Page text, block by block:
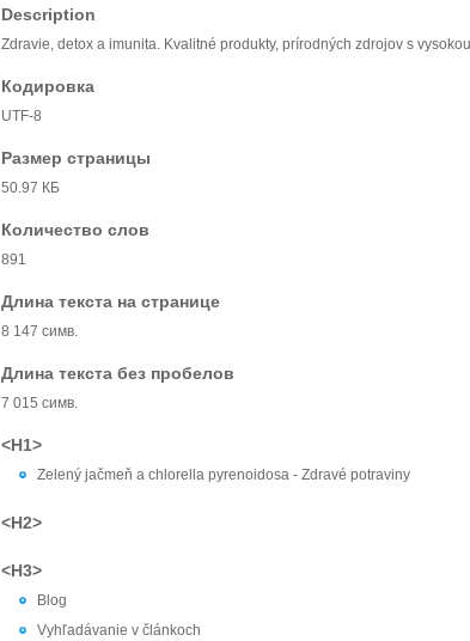
Description
Zdravie, detox a imunita. Kvalitné produkty, prírodných zdrojov s
Кодировка
UTF-8
Размер страницы
50.97 КБ
Количество слов
891
Длина текста на странице
8 147 симв.
Длина текста без пробелов
7 015 симв.
<H1>
Zelený jačmeň a chlorella pyrenoidosa - Zdravé potraviny
<H2>
<H3>
Blog
Vyhľadávanie v článkoch